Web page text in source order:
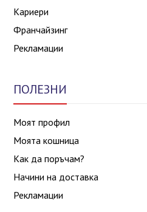
Кариери
Франчайзинг
Рекламации
ПОЛЕЗНИ
Моят профил
Моята кошница
Как да поръчам?
Начини на доставка
Рекламации